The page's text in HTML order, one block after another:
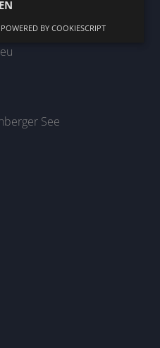
See
POWERED BY COOKIESCRIPT